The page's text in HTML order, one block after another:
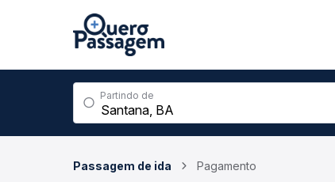
Partindo de
Passagem de ida Pagamento